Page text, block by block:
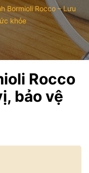
Bormioli Rocco – Lưu
khỏe
Rocco
bảo vệ